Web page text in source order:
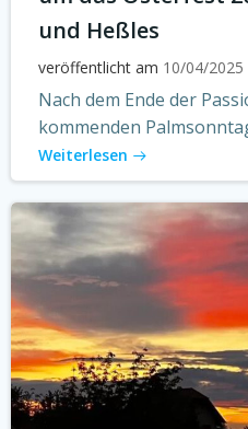
und Heßles
veröffentlicht am 10/04/2025
Nach dem Ende der
kommenden
Weiterlesen